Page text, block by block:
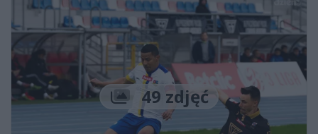
Liczba zdjęć
49 zdjęć